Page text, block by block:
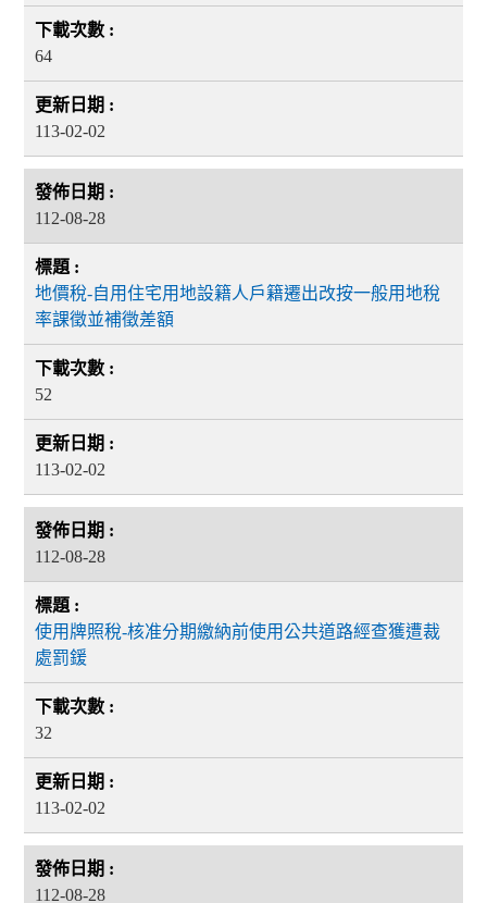
64
113-02-02
112-08-28
地價稅-自用住宅用地設籍人戶籍遷出改按一般用地稅
率課徵並補徵差額
52
113-02-02
112-08-28
使用牌照稅-核准分期繳納前使用公共道路經查獲遭裁
處罰鍰
32
113-02-02
112-08-28